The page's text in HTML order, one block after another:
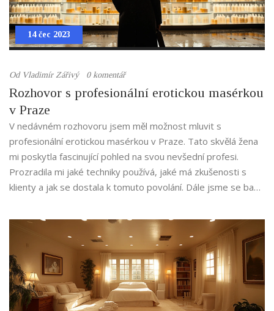
14 čec 2023
Od Vladimír Zářivý 0 komentář
Rozhovor s profesionální erotickou masérkou
v Praze
V nedávném rozhovoru jsem měl možnost mluvit s
profesionální erotickou masérkou v Praze. Tato skvělá žena
mi poskytla fascinující pohled na svou nevšední profesi.
Prozradila mi jaké techniky používá, jaké má zkušenosti s
klienty a jak se dostala k tomuto povolání. Dále jsme se bavili
ve společnosti. Rozhovor byl otevřený, upřímný a velmi